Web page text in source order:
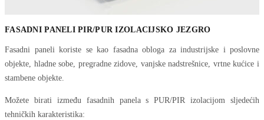
FASADNI PANELI PIR/PUR IZOLACIJSKO JEZGRO
Fasadni paneli koriste se kao fasadna obloga za industrijske i poslovne
objekte, hladne sobe, pregradne zidove, vanjske nadstrešnice, vrtne kućice i
stambene objekte.
Možete birati između fasadnih panela s PUR/PIR izolacijom sljedećih
tehničkih karakteristika: